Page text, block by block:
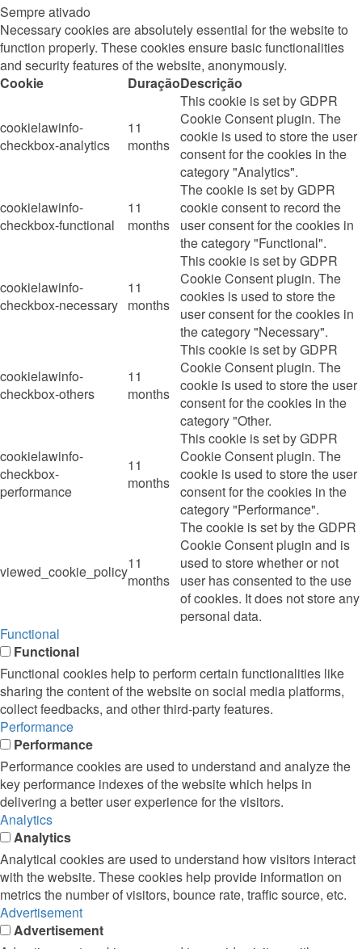
Sempre ativado
Necessary cookies are absolutely essential for the website to
function properly. These cookies ensure basic functionalities
and security features of the website, anonymously.
Cookie
DuraçãoDescrição
cookielawinfo-
checkbox-analytics
11
months
This cookie is set by GDPR
Cookie Consent plugin. The
cookie is used to store the user
consent for the cookies in the
category "Analytics".
cookielawinfo-
checkbox-functional
11
months
The cookie is set by GDPR
cookie consent to record the
user consent for the cookies in
the category "Functional".
cookielawinfo-
checkbox-necessary
11
months
This cookie is set by GDPR
Cookie Consent plugin. The
cookies is used to store the
user consent for the cookies in
the category "Necessary".
cookielawinfo-
checkbox-others
11
months
This cookie is set by GDPR
Cookie Consent plugin. The
cookie is used to store the user
consent for the cookies in the
category "Other.
cookielawinfo-
checkbox-
performance
11
months
This cookie is set by GDPR
Cookie Consent plugin. The
cookie is used to store the user
consent for the cookies in the
category "Performance".
viewed_cookie_policy11
months
The cookie is set by the GDPR
Cookie Consent plugin and is
used to store whether or not
user has consented to the use
of cookies. It does not store any
personal data.
Functional
Functional
Functional cookies help to perform certain functionalities like
sharing the content of the website on social media platforms,
collect feedbacks, and other third-party features.
Performance
Performance
Performance cookies are used to understand and analyze the
key performance indexes of the website which helps in
delivering a better user experience for the visitors.
Analytics
Analytics
Analytical cookies are used to understand how visitors interact
with the website. These cookies help provide information on
metrics the number of visitors, bounce rate, traffic source, etc.
Advertisement
Advertisement